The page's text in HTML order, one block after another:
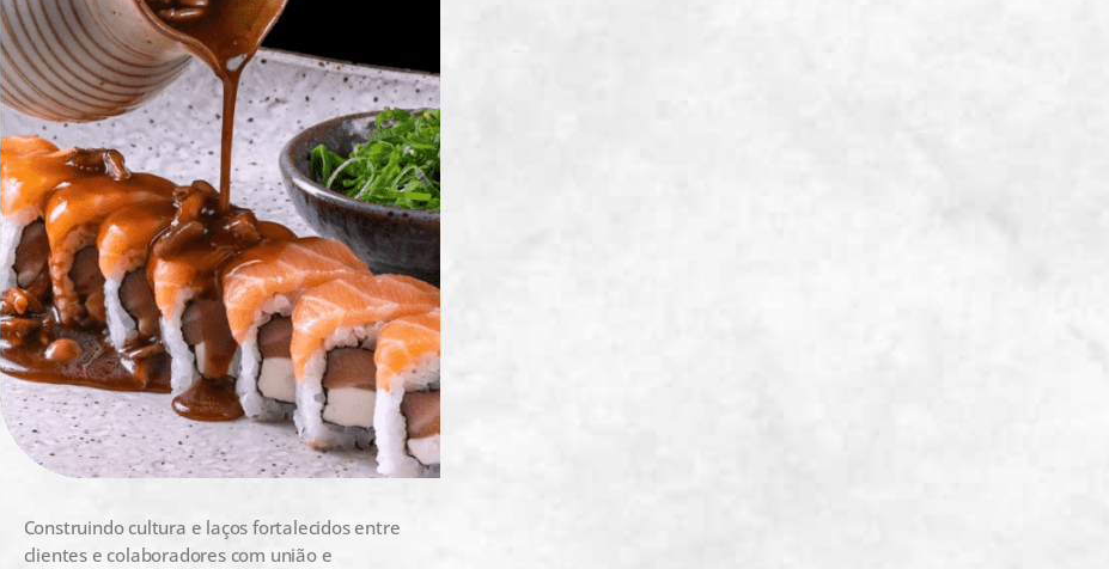
Construindo cultura e laços fortalecidos entre
clientes e colaboradores com união e